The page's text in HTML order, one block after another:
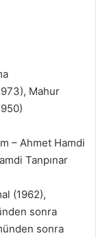
Mahur
– Ahmet Hamdi
Tanpınar
(1962),
sonra
sonra